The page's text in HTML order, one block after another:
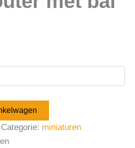
Categorie: miniaturen